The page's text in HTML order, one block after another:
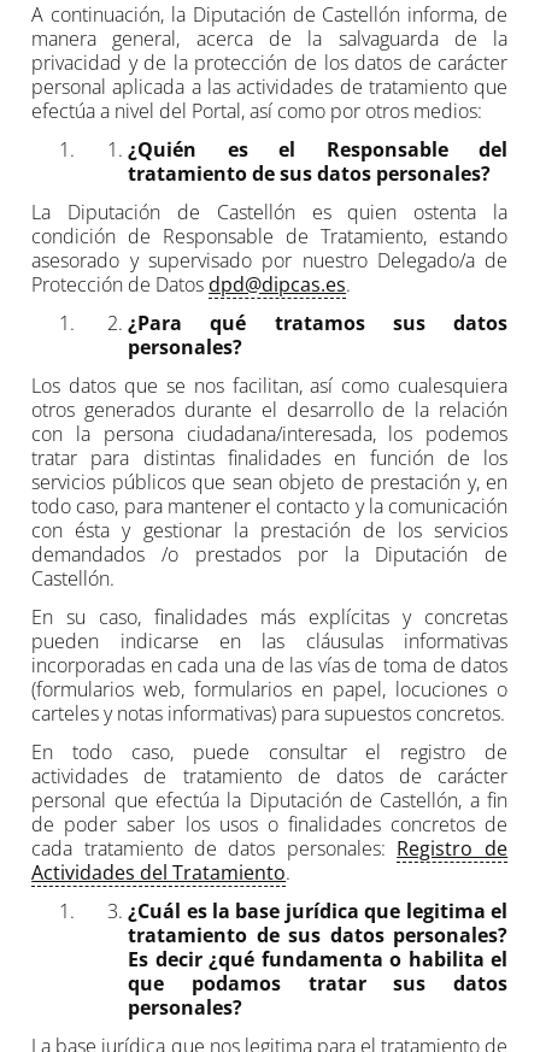
A continuación, la Diputación de Castellón informa, de
manera general, acerca de la salvaguarda de la
privacidad y de la protección de los datos de carácter
personal aplicada a las actividades de tratamiento que
efectúa a nivel del Portal, así como por otros medios:
¿Quién es el Responsable del
tratamiento de sus datos personales?
La Diputación de Castellón es quien ostenta la
condición de Responsable de Tratamiento, estando
asesorado y supervisado por nuestro Delegado/a de
Protección de Datos dpd@dipcas.es.
¿Para qué tratamos sus datos
personales?
Los datos que se nos facilitan, así como cualesquiera
otros generados durante el desarrollo de la relación
con la persona ciudadana/interesada, los podemos
tratar para distintas finalidades en función de los
servicios públicos que sean objeto de prestación y, en
todo caso, para mantener el contacto y la comunicación
con ésta y gestionar la prestación de los servicios
demandados /o prestados por la Diputación de
Castellón.
En su caso, finalidades más explícitas y concretas
pueden indicarse en las cláusulas informativas
incorporadas en cada una de las vías de toma de datos
(formularios web, formularios en papel, locuciones o
carteles y notas informativas) para supuestos concretos.
En todo caso, puede consultar el registro de
actividades de tratamiento de datos de carácter
personal que efectúa la Diputación de Castellón, a fin
de poder saber los usos o finalidades concretos de
cada tratamiento de datos personales: Registro de
Actividades del Tratamiento.
¿Cuál es la base jurídica que legitima el
tratamiento de sus datos personales?
Es decir ¿qué fundamenta o habilita el
que podamos tratar sus datos
personales?
La base jurídica que nos legitima para el tratamiento de